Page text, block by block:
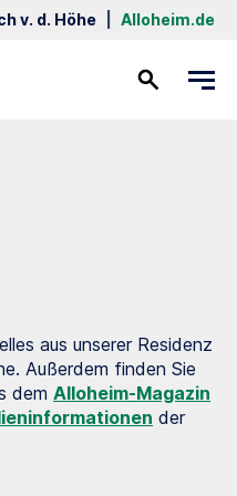
v. d. Höhe Alloheim.de
aus unserer Residenz
Außerdem finden Sie
dem Alloheim-Magazin
der